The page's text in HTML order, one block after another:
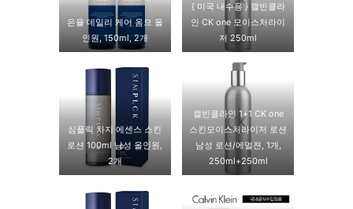
은율 데일리 케어 옴므 올
인원, 150ml, 2개
{ 미국 내수용 } 캘빈클라
인 CK one 모이스처라이
저 250ml
심플릭 차지 에센스 스킨
로션 100ml 남성 올인원,
2개
캘빈클라인 1+1 CK one
스킨모이스처라이저 로션
남성 로션/에멀젼, 1개,
250ml+250ml